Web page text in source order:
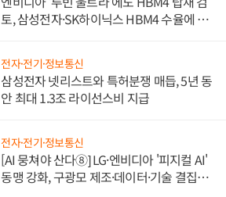
토, 삼성전자·SK하이닉스 HBM4 수율에 주
전자·전기·정보통신
삼성전자 넷리스트와 특허분쟁 매듭, 5년 동
안 최대 1.3조 라이선스비 지급
전자·전기·정보통신
[AI 뭉쳐야 산다⑧] LG·엔비디아 '피지컬 AI'
동맹 강화, 구광모 제조·데이터·기술 결집